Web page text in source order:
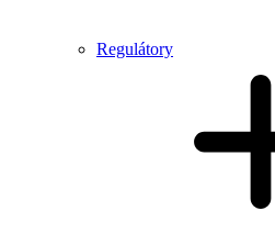
Regulátory